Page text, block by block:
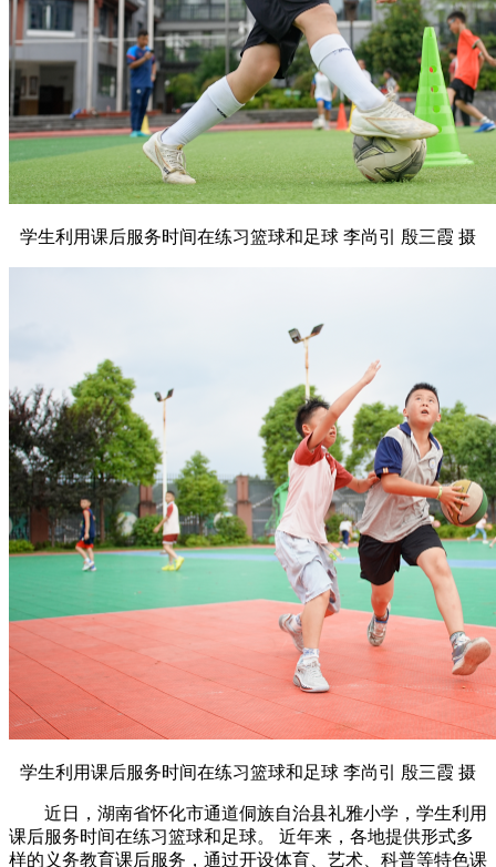
学生利用课后服务时间在练习篮球和足球 李尚引 殷三霞 摄
学生利用课后服务时间在练习篮球和足球 李尚引 殷三霞 摄
近日，湖南省怀化市通道侗族自治县礼雅小学，学生利用
课后服务时间在练习篮球和足球。 近年来，各地提供形式多
样的义务教育课后服务，通过开设体育、艺术、科普等特色课